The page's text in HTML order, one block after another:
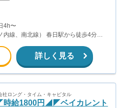
4h〜
内線、南北線） 春日駅から徒歩4分
担となります)
詳しく見る
社ロング・タイム・キャピタル
給1800円◢◤ベイカレント